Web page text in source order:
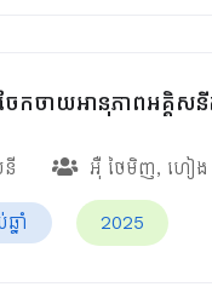
ែកចាយអានុភាពអគ្គិ
នី អ៊ឺ ថៃមិញ, ហៀង
នាំ 2025